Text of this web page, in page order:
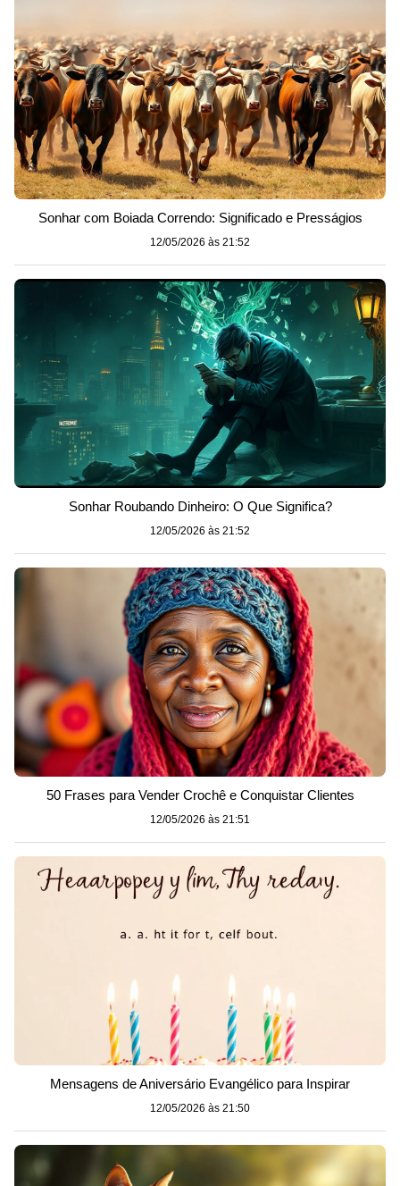
Sonhar com Boiada Correndo: Significado e Presságios
12/05/2026 às 21:52
Sonhar Roubando Dinheiro: O Que Significa?
12/05/2026 às 21:52
50 Frases para Vender Crochê e Conquistar Clientes
12/05/2026 às 21:51
Mensagens de Aniversário Evangélico para Inspirar
12/05/2026 às 21:50